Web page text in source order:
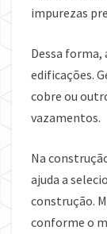
impurezas
Dessa
edificações.
cobre ou
vazamentos.
Na
ajuda a
construção.
conforme o